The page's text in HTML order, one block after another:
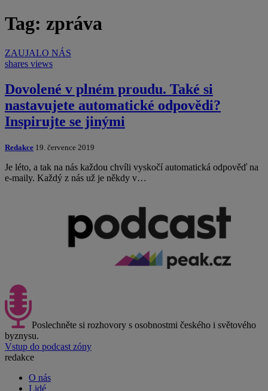
Tag: zpráva
ZAUJALO NÁS
shares views
Dovolené v plném proudu. Také si
nastavujete automatické odpovědi?
Inspirujte se jinými
Redakce 19. července 2019
Je léto, a tak na nás každou chvíli vyskočí automatická odpověď na
e-maily. Každý z nás už je někdy v…
Poslechněte si rozhovory s osobnostmi českého i světového
byznysu.
Vstup do podcast zóny
redakce
O nás
Lidé